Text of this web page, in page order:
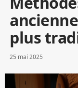
plus
25 mai 2025